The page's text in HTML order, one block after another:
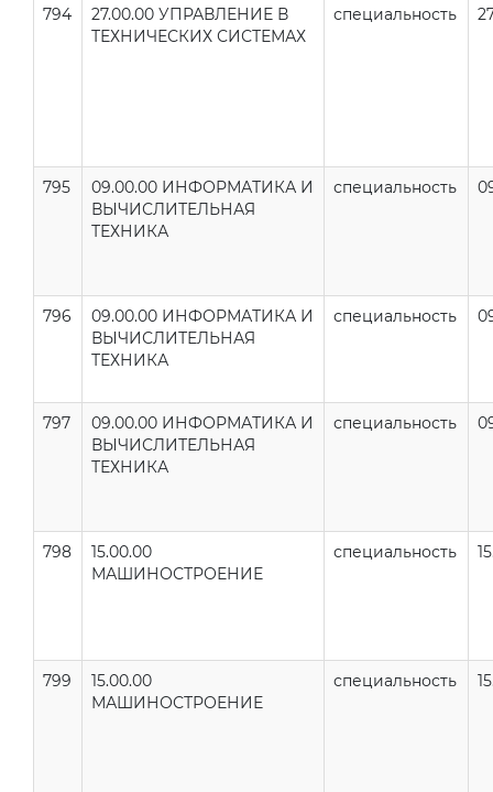
794
27.00.00 УПРАВЛЕНИЕ В
ТЕХНИЧЕСКИХ СИСТЕМАХ
специальность
795
09.00.00 ИНФОРМАТИКА И
ВЫЧИСЛИТЕЛЬНАЯ
ТЕХНИКА
специальность
796
09.00.00 ИНФОРМАТИКА И
ВЫЧИСЛИТЕЛЬНАЯ
ТЕХНИКА
специальность
797
09.00.00 ИНФОРМАТИКА И
ВЫЧИСЛИТЕЛЬНАЯ
ТЕХНИКА
специальность
798
15.00.00
МАШИНОСТРОЕНИЕ
специальность
799
15.00.00
МАШИНОСТРОЕНИЕ
специальность